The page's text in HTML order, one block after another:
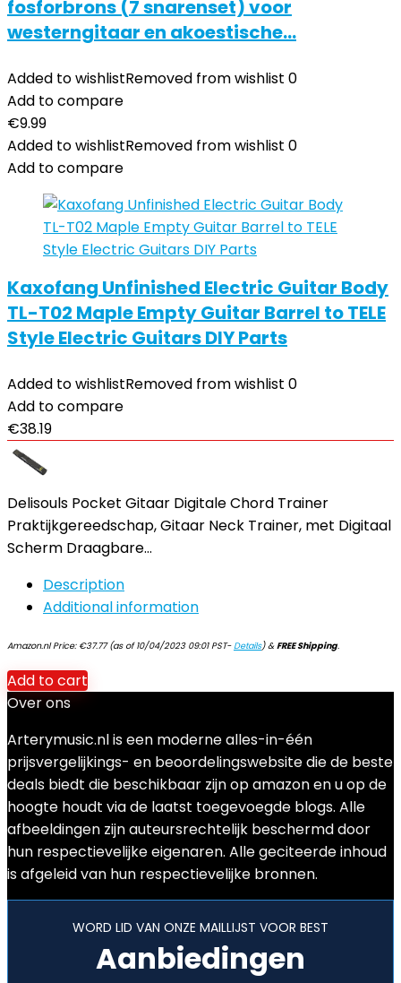
fosforbrons (7 snarenset) voor
westerngitaar en akoestische…
Added to wishlistRemoved from wishlist 0
Add to compare
€9.99
Added to wishlistRemoved from wishlist 0
Add to compare
Kaxofang Unfinished Electric Guitar Body
TL-T02 Maple Empty Guitar Barrel to TELE
Style Electric Guitars DIY Parts
Added to wishlistRemoved from wishlist 0
Add to compare
€38.19
Delisouls Pocket Gitaar Digitale Chord Trainer
Praktijkgereedschap, Gitaar Neck Trainer, met Digitaal
Scherm Draagbare…
Description
Additional information
Amazon.nl Price: €37.77(as of 10/04/2023 09:01 PST-Details)&FREE Shipping.
Add to cart
Over ons
Arterymusic.nl is een moderne alles-in-één
prijsvergelijkings- en beoordelingswebsite die de beste
deals biedt die beschikbaar zijn op amazon en u op de
hoogte houdt via de laatst toegevoegde blogs. Alle
afbeeldingen zijn auteursrechtelijk beschermd door
hun respectievelijke eigenaren. Alle geciteerde inhoud
is afgeleid van hun respectievelijke bronnen.
WORD LID VAN ONZE MAILLIJST VOOR BEST
Aanbiedingen